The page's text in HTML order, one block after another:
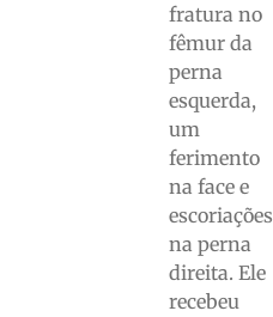
fratura no
fêmur da
perna
esquerda,
um
ferimento
na face e
escoriações
na perna
direita. Ele
recebeu